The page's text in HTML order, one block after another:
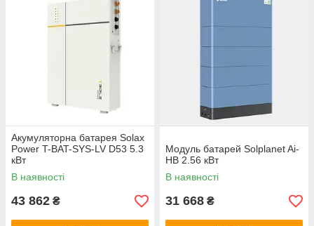
Акумуляторна батарея Solax
Power T-BAT-SYS-LV D53 5.3
кВт
В наявності
43 862 ₴
Модуль батарей Solplanet Ai-
HB 2.56 кВт
В наявності
31 668 ₴